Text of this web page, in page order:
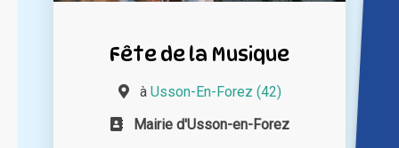
Fête de la Musique
à Usson-En-Forez (42)
Mairie d'Usson-en-Forez